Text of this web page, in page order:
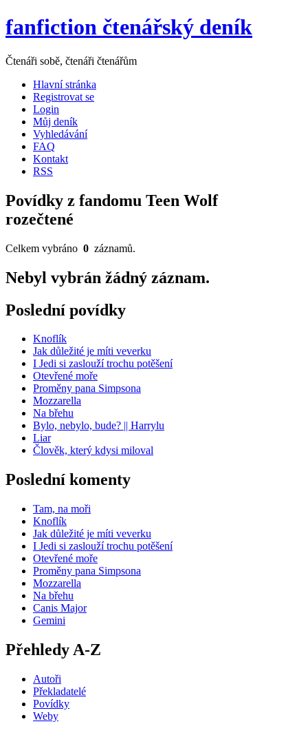
fanfiction čtenářský deník
Čtenáři sobě, čtenáři čtenářům
Hlavní stránka
Registrovat se
Login
Můj deník
Vyhledávání
FAQ
Kontakt
RSS
Povídky z fandomu Teen Wolf
rozečtené
Celkem vybráno 0 záznamů.
Nebyl vybrán žádný záznam.
Poslední povídky
Knoflík
Jak důležité je míti veverku
I Jedi si zaslouží trochu potěšení
Otevřené moře
Proměny pana Simpsona
Mozzarella
Na břehu
Bylo, nebylo, bude? || Harrylu
Liar
Člověk, který kdysi miloval
Poslední komenty
Tam, na moři
Knoflík
Jak důležité je míti veverku
I Jedi si zaslouží trochu potěšení
Otevřené moře
Proměny pana Simpsona
Mozzarella
Na břehu
Canis Major
Gemini
Přehledy A-Z
Autoři
Překladatelé
Povídky
Weby